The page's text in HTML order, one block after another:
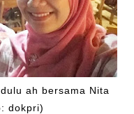
ah bersama Nita
dokpri)